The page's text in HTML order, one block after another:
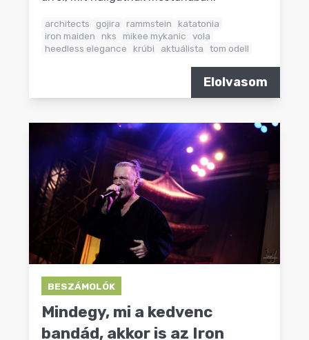
architects gojira rammstein
katatonia
iron maiden
nks mikee mykanic
vola
heedless elegance
krúbi aktuálista tom odell
Elolvasom
BESZÁMOLÓK
Mindegy, mi a kedvenc
bandád, akkor is az Iron